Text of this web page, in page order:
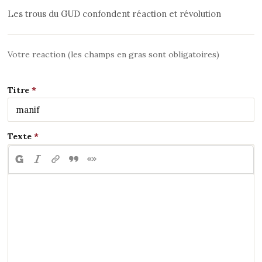
Les trous du GUD confondent réaction et révolution
Votre reaction (les champs en gras sont obligatoires)
Titre
Texte